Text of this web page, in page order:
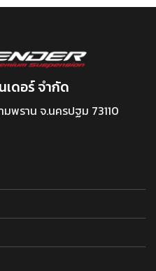
เดอร์ จำกัด
พราน จ.นครปฐม 73110